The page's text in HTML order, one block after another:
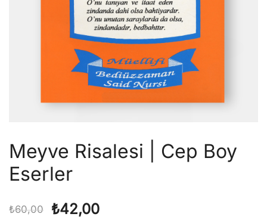
Meyve Risalesi | Cep Boy
Eserler
₺60,00
Orijinal
₺42,00Şu